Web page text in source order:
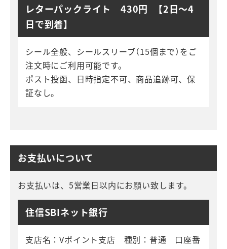
レターパックライト 430円 【2日～4
日で到着】
シール全般、シールスリーブ（15個まで）をご
注文時にご利用可能です。
ポスト投函、日時指定不可、商品追跡可、保
証なし。
お支払いについて
お支払いは、5営業日以内にお願い致します。
住信SBIネット銀行
支店名：Vポイント支店 種別：普通 口座番